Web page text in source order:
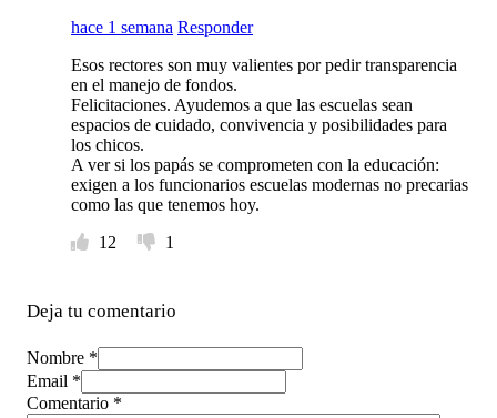
hace 1 semana Responder
Esos rectores son muy valientes por pedir transparencia
en el manejo de fondos.
Felicitaciones. Ayudemos a que las escuelas sean
espacios de cuidado, convivencia y posibilidades para
los chicos.
A ver si los papás se comprometen con la educación:
exigen a los funcionarios escuelas modernas no precarias
como las que tenemos hoy.
12
1
Deja tu comentario
Nombre *
Email *
Comentario *